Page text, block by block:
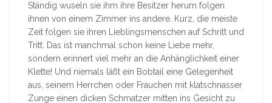
Ständig wuseln sie ihm ihre Besitzer herum folgen
ihnen von einem Zimmer ins andere. Kurz, die meiste
Zeit folgen sie ihren Lieblingsmenschen auf Schritt und
Tritt. Das ist manchmal schon keine Liebe mehr,
sondern erinnert viel mehr an die Anhänglichkeit einer
Klette! Und niemals läßt ein Bobtail eine Gelegenheit
aus, seinem Herrchen oder Frauchen mit klatschnasser
Zunge einen dicken Schmatzer mitten ins Gesicht zu